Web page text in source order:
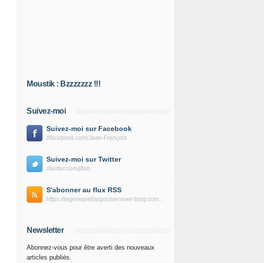
Moustik : Bzzzzzzz !!!
Suivez-moi
Suivez-moi sur Facebook
//facebook.com/Jean-François
Suivez-moi sur Twitter
//twitter.com/jfbib
S'abonner au flux RSS
https://legenepietlargousier.over-blog.com/rss
Newsletter
Abonnez-vous pour être averti des nouveaux
articles publiés.